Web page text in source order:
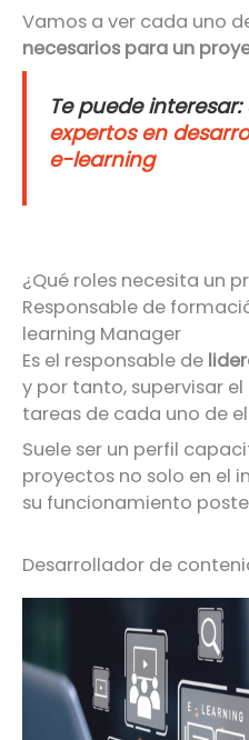
Vamos a ver cada uno
necesarios para un
Te puede interesar:
expertos en
e-learning
¿Qué roles necesita un
Responsable de
learning Manager
Es el responsable de
y por tanto, supervisar
tareas de cada uno de
Suele ser un perfil
proyectos no solo en el
su funcionamiento
Desarrollador de